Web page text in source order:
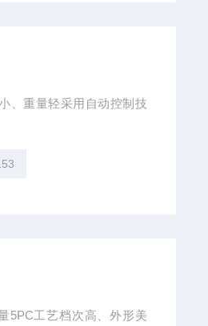
、重量轻采用自动控制技
5PC工艺档次高、外形美